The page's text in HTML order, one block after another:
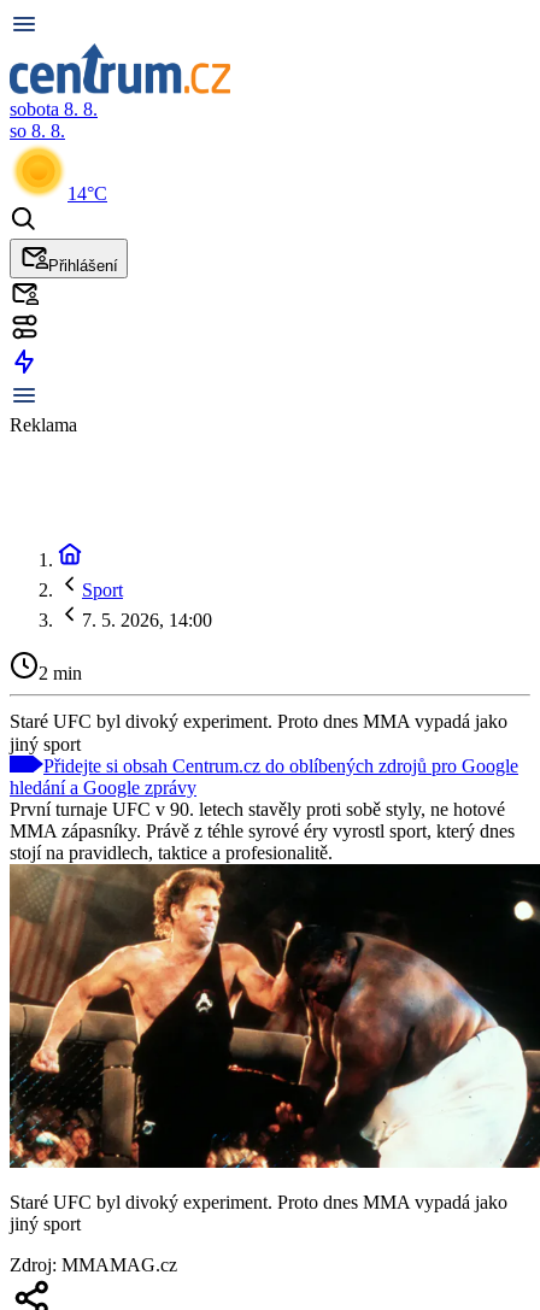
sobota 8. 8.
so 8. 8.
14°C
Přihlášení
Reklama
Sport
7. 5. 2026, 14:00
2 min
Staré UFC byl divoký experiment. Proto dnes MMA vypadá jako
jiný sport
Přidejte si obsah Centrum.cz do oblíbených zdrojů pro Google
hledání a Google zprávy
První turnaje UFC v 90. letech stavěly proti sobě styly, ne hotové
MMA zápasníky. Právě z téhle syrové éry vyrostl sport, který dnes
stojí na pravidlech, taktice a profesionalitě.
Staré UFC byl divoký experiment. Proto dnes MMA vypadá jako
jiný sport
Zdroj: MMAMAG.cz